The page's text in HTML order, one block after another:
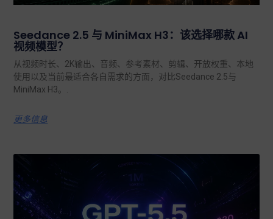
Seedance 2.5 与 MiniMax H3：该选择哪款 AI
视频模型？
从视频时长、2K输出、音频、参考素材、剪辑、开放权重、本地
使用以及当前最适合各自需求的方面，对比Seedance 2.5与
MiniMax H3。.
更多信息